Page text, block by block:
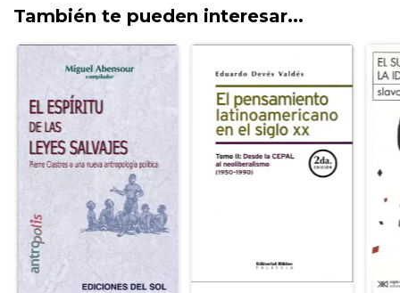
También te pueden interesar...